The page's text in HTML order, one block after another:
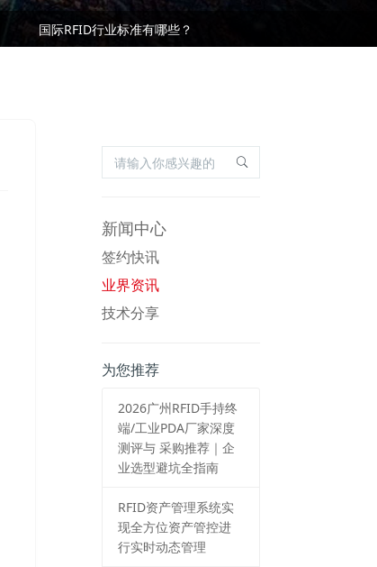
基于RFID叉车仓储物流管理应用及优势
国际RFID行业标准有哪些？
新闻中心
签约快讯
业界资讯
技术分享
为您推荐
2026⼴州RFID⼿持终
端/⼯业PDA⼚家深度
测评与 采购推荐｜企
业选型避坑全指南
RFID资产管理系统实
现全方位资产管控进
行实时动态管理